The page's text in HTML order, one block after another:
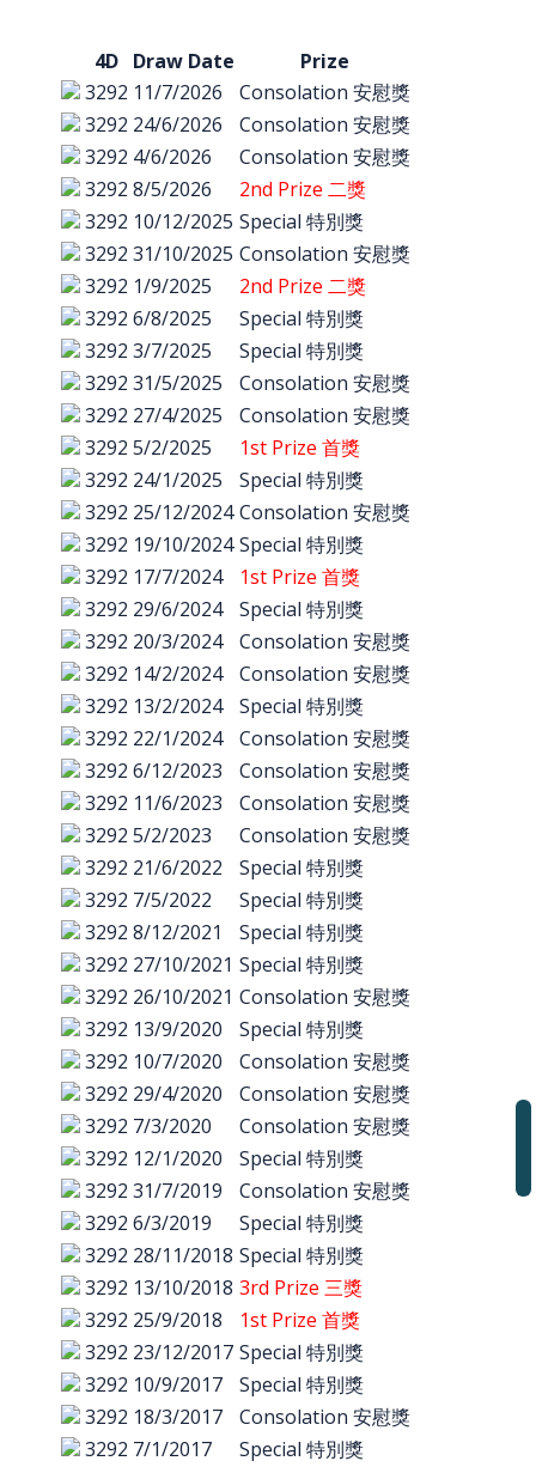
4D Draw Date
Prize
3292 11/7/2026
Consolation 安慰獎
3292 24/6/2026
Consolation 安慰獎
3292 4/6/2026
Consolation 安慰獎
3292 8/5/2026
2nd Prize 二獎
3292 10/12/2025 Special 特別獎
3292 31/10/2025 Consolation 安慰獎
3292 1/9/2025
2nd Prize 二獎
3292 6/8/2025
Special 特別獎
3292 3/7/2025
Special 特別獎
3292 31/5/2025
Consolation 安慰獎
3292 27/4/2025
Consolation 安慰獎
3292 5/2/2025
1st Prize 首獎
3292 24/1/2025
Special 特別獎
3292 25/12/2024 Consolation 安慰獎
3292 19/10/2024 Special 特別獎
3292 17/7/2024
1st Prize 首獎
3292 29/6/2024
Special 特別獎
3292 20/3/2024
Consolation 安慰獎
3292 14/2/2024
Consolation 安慰獎
3292 13/2/2024
Special 特別獎
3292 22/1/2024
Consolation 安慰獎
3292 6/12/2023
Consolation 安慰獎
3292 11/6/2023
Consolation 安慰獎
3292 5/2/2023
Consolation 安慰獎
3292 21/6/2022
Special 特別獎
3292 7/5/2022
Special 特別獎
3292 8/12/2021
Special 特別獎
3292 27/10/2021 Special 特別獎
3292 26/10/2021 Consolation 安慰獎
3292 13/9/2020
Special 特別獎
3292 10/7/2020
Consolation 安慰獎
3292 29/4/2020
Consolation 安慰獎
3292 7/3/2020
Consolation 安慰獎
3292 12/1/2020
Special 特別獎
3292 31/7/2019
Consolation 安慰獎
3292 6/3/2019
Special 特別獎
3292 28/11/2018 Special 特別獎
3292 13/10/2018 3rd Prize 三獎
3292 25/9/2018
1st Prize 首獎
3292 23/12/2017 Special 特別獎
3292 10/9/2017
Special 特別獎
3292 18/3/2017
Consolation 安慰獎
3292 7/1/2017
Special 特別獎